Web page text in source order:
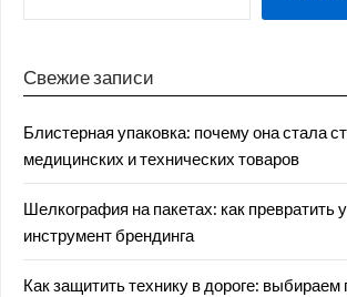
Свежие записи
Блистерная упаковка: почему она стала
медицинских и технических товаров
Шелкография на пакетах: как превратить
инструмент брендинга
Как защитить технику в дороге: